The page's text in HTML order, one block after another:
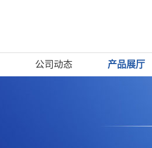
公司动态 产品展厅